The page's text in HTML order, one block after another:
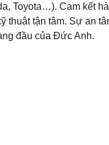
Toyota…). Cam kết
thuật tận tâm. Sự an
đầu của Đức Anh.